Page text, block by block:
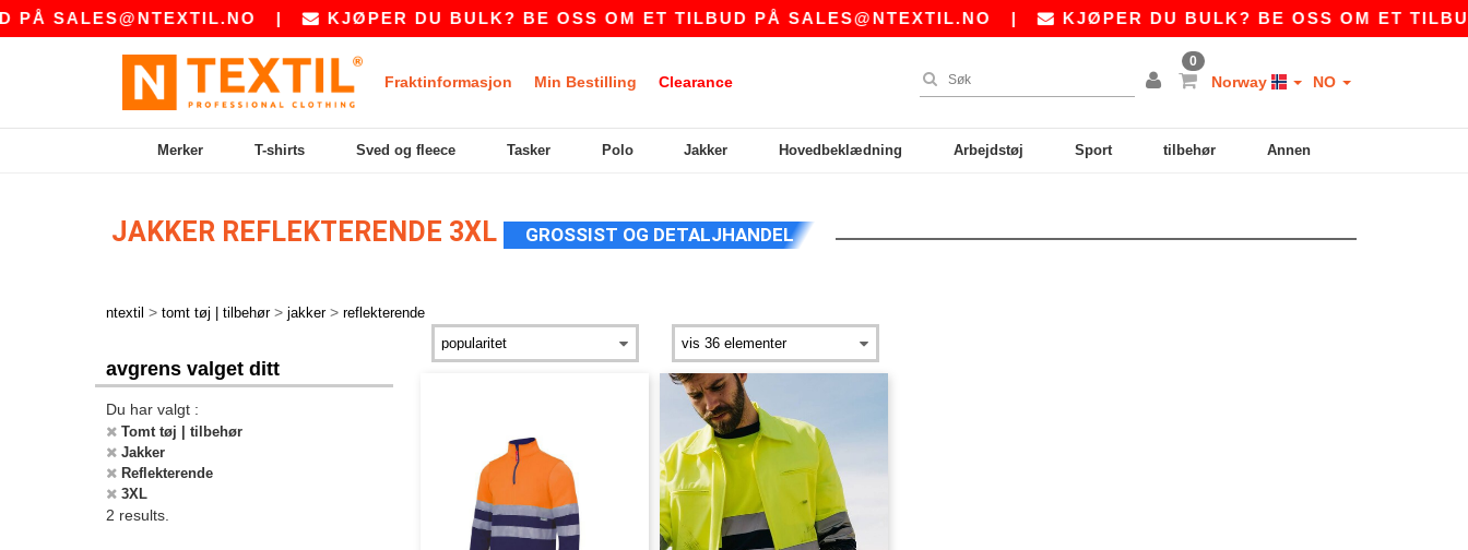
SALES@NTEXTIL.NO| KJØPER DU BULK? BE OSS OM ET TILBUD PÅSALES@NTEXTIL.NO| KJØPER DU BULK? BE OSS OM ET
Fraktinformasjon Min Bestilling Clearance
0
Norway NO
Merker T-shirts Sved og fleece Tasker Polo Jakker Hovedbeklædning Arbejdstøj Sport tilbehør Annen
JAKKER REFLEKTERENDE 3XL GROSSIST OG DETALJHANDEL
ntextil > tomt tøj | tilbehør > jakker > reflekterende
avgrens valget ditt
Du har valgt :
Tomt tøj | tilbehør
Jakker
Reflekterende
3XL
2 results.